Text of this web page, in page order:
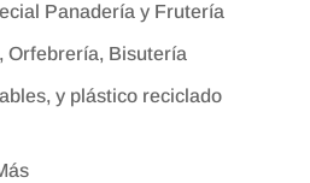
Panadería y Frutería
Orfebrería, Bisutería
y plástico reciclado